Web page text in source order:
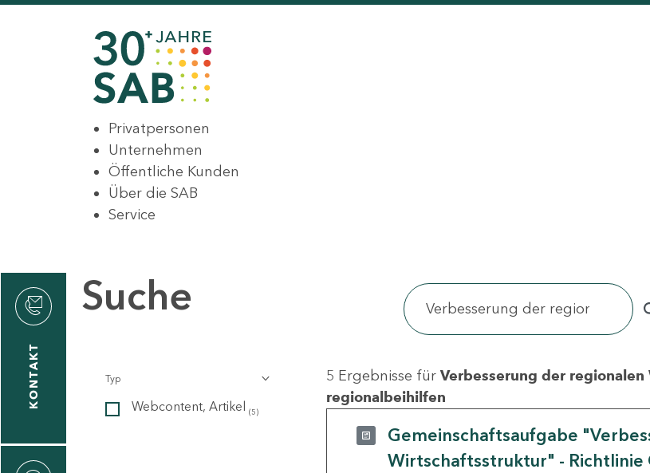
Privatpersonen
Unternehmen
Öffentliche Kunden
Über die SAB
Service
KONTAKT
Suche
Typ
Webcontent, Artikel (5)
5 Ergebnisse für Verbesserung der
regionalbeihilfen
Gemeinschaftsaufgabe
Wirtschaftsstruktur" - Richtlinie